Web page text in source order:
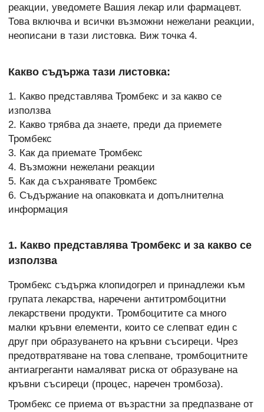
реакции, уведомете Вашия лекар или фармацевт.
Това включва и всички възможни нежелани реакции,
неописани в тази листовка. Виж точка 4.
Какво съдържа тази листовка:
1. Какво представлява Тромбекс и за какво се
използва
2. Какво трябва да знаете, преди да приемете
Тромбекс
3. Как да приемате Тромбекс
4. Възможни нежелани реакции
5. Как да съхранявате Тромбекс
6. Съдържание на опаковката и допълнителна
информация
1. Какво представлява Тромбекс и за какво се
използва
Тромбекс съдържа клопидогрел и принадлежи към
групата лекарства, наречени антитромбоцитни
лекарствени продукти. Тромбоцитите са много
малки кръвни елементи, които се слепват един с
друг при образуването на кръвни съсиреци. Чрез
предотвратяване на това слепване, тромбоцитните
антиагреганти намаляват риска от образуване на
кръвни съсиреци (процес, наречен тромбоза).
Тромбекс се приема от възрастни за предпазване от